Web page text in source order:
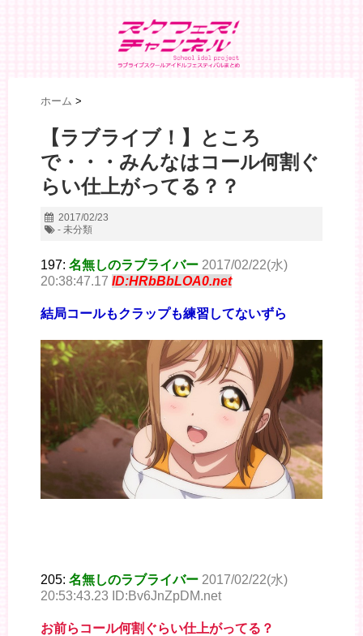
ホーム >
【ラブライブ！】ところ
で・・・みんなはコール何割ぐ
らい仕上がってる？？
2017/02/23
- 未分類
197: 名無しのラブライバー 2017/02/22(水)
20:38:47.17 ID:HRbBbLOA0.net
結局コールもクラップも練習してないずら
205: 名無しのラブライバー 2017/02/22(水)
20:53:43.23 ID:Bv6JnZpDM.net
お前らコール何割ぐらい仕上がってる？